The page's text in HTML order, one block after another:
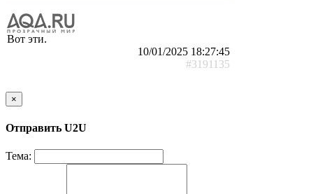
Вот эти.
10/01/2025 18:27:45
#3191135
×
Отправить U2U
Тема: